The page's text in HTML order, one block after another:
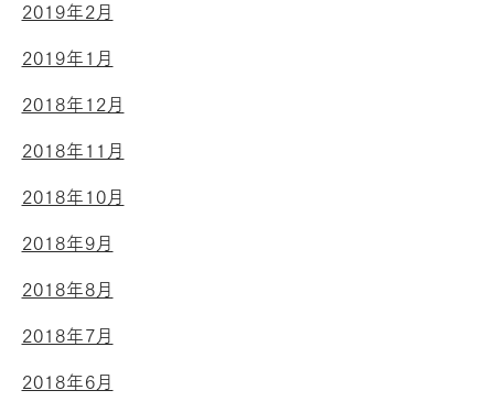
2019年2月
2019年1月
2018年12月
2018年11月
2018年10月
2018年9月
2018年8月
2018年7月
2018年6月